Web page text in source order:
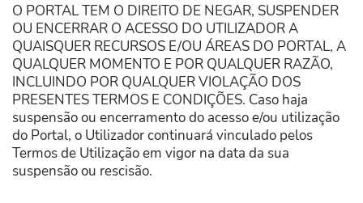
O PORTALTEM O DIREITO DE NEGAR, SUSPENDER
OU ENCERRAR O ACESSO DO UTILIZADOR A
QUAISQUER RECURSOS E/OU ÁREAS DO PORTAL, A
QUALQUER MOMENTO E POR QUALQUER RAZÃO,
INCLUINDO POR QUALQUER VIOLAÇÃO DOS
PRESENTES TERMOS E CONDIÇÕES. Caso haja
suspensão ou encerramento do acesso e/ou utilização
do Portal, o Utilizador continuará vinculado pelos
Termos de Utilização em vigor na data da sua
suspensão ou rescisão.